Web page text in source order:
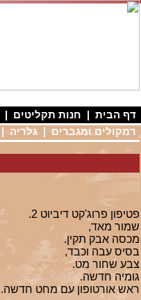
דף הבית | חנות תקליטים |
רמקולים ומגברים | גלריה |
פטיפון פרוג'קט דיביוט 2.
שמור מאד,
מכסה אבק תקין.
בסיס עבה וכבד,
צבע שחור מט.
גומיה חדשה.
ראש אורטופון עם מחט חדשה.